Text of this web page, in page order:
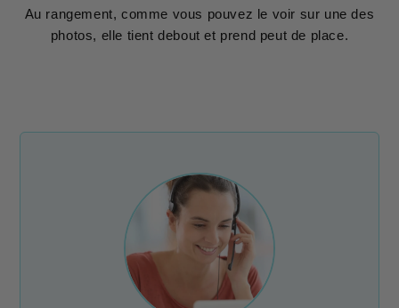
Au rangement, comme vous pouvez le voir sur une des
photos, elle tient debout et prend peut de place.